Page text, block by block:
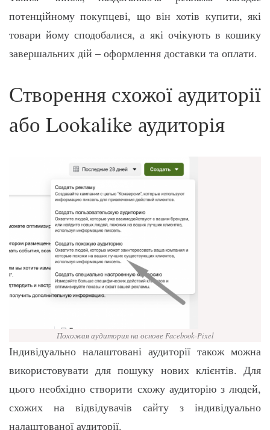
потенційному покупцеві, що він хотів купити, які
товари йому сподобалися, а які очікують в кошику
завершальних дій – оформлення доставки та оплати.
Створення схожої аудиторії
або Lookalike аудиторія
Похожая аудитория на основе Facebook-Pixel
Індивідуально налаштовані аудиторії також можна
використовувати для пошуку нових клієнтів. Для
цього необхідно створити схожу аудиторію з людей,
схожих на відвідувачів сайту з індивідуально
налаштованої аудиторії.